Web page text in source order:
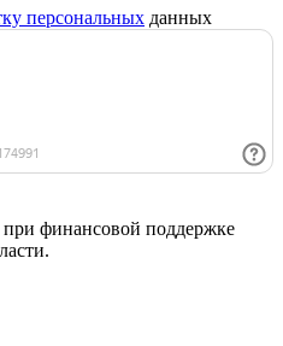
персональных данных
при финансовой поддержке